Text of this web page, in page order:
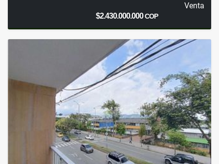
Venta
$2.430.000.000COP